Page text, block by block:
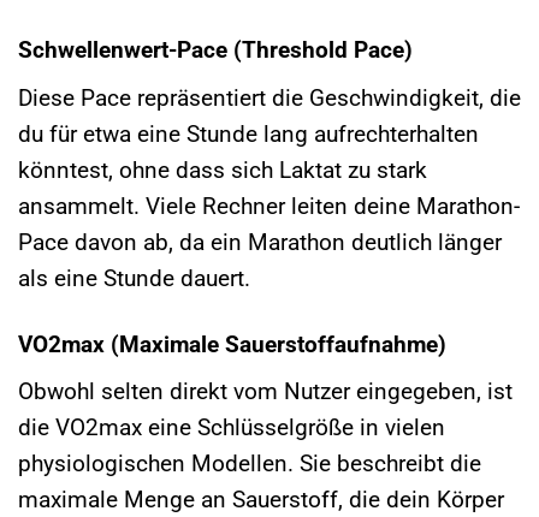
Schwellenwert-Pace (Threshold Pace)
Diese Pace repräsentiert die Geschwindigkeit, die
du für etwa eine Stunde lang aufrechterhalten
könntest, ohne dass sich Laktat zu stark
ansammelt. Viele Rechner leiten deine Marathon-
Pace davon ab, da ein Marathon deutlich länger
als eine Stunde dauert.
VO2max (Maximale Sauerstoffaufnahme)
Obwohl selten direkt vom Nutzer eingegeben, ist
die VO2max eine Schlüsselgröße in vielen
physiologischen Modellen. Sie beschreibt die
maximale Menge an Sauerstoff, die dein Körper